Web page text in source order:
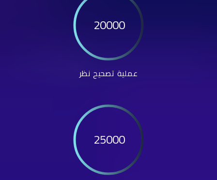
20000
عملية تصحيح نظر
25000